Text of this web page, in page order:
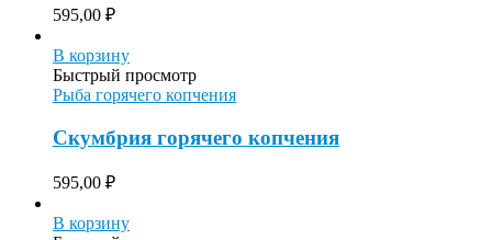
595,00 ₽
В корзину
Быстрый просмотр
Рыба горячего копчения
Скумбрия горячего копчения
595,00 ₽
В корзину